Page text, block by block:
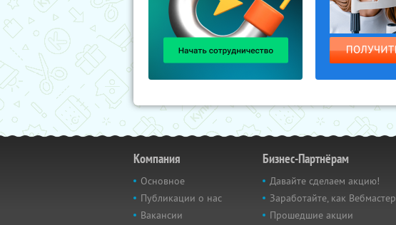
Компания
Основное
Публикации о нас
Вакансии
Бизнес-Партнёрам
Давайте сделаем акцию!
Заработайте, как Вебмастер
Прошедшие акции